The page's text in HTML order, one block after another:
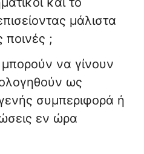
μάλιστα
ποινές ;
να γίνουν
ως
συμπεριφορά ή
εν ώρα